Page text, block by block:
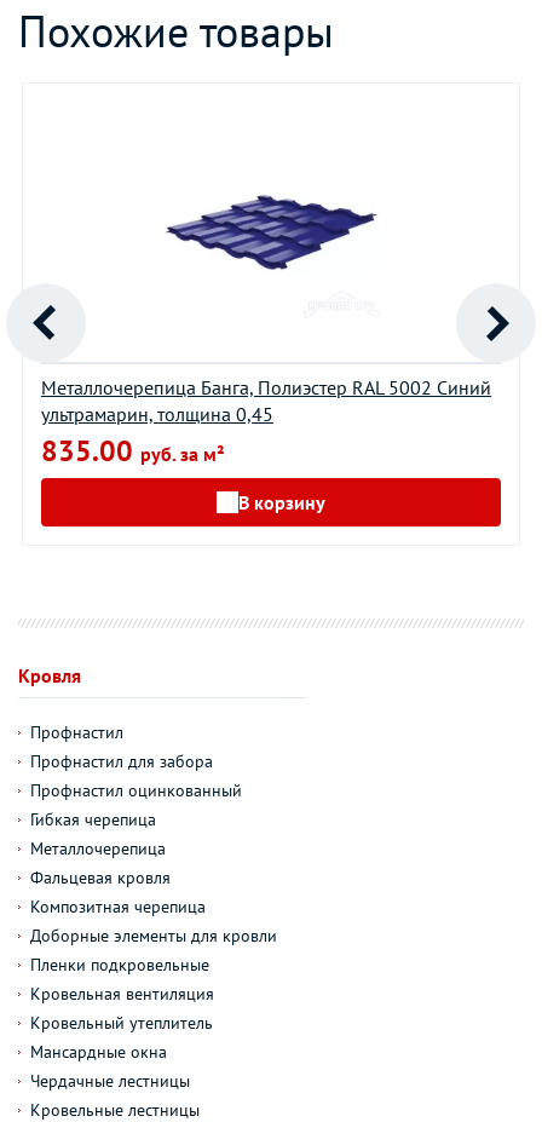
Похожие товары
Металлочерепица Банга, Полиэстер RAL 5002 Синий
ультрамарин, толщина 0,45
835.00 руб. за м²
В корзину
Кровля
Профнастил
Профнастил для забора
Профнастил оцинкованный
Гибкая черепица
Металлочерепица
Фальцевая кровля
Композитная черепица
Доборные элементы для кровли
Пленки подкровельные
Кровельная вентиляция
Кровельный утеплитель
Мансардные окна
Чердачные лестницы
Кровельные лестницы